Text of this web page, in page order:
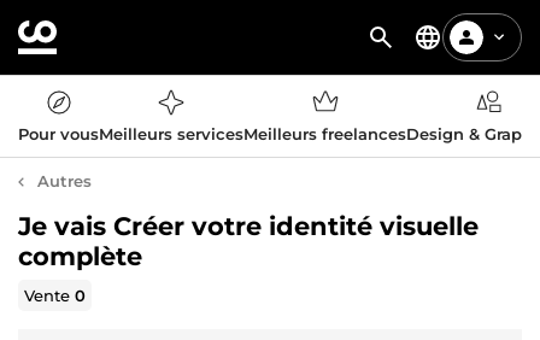
Pour vousMeilleurs servicesMeilleurs freelancesDesign &
Autres
Je vais Créer votre identité visuelle
complète
Vente0